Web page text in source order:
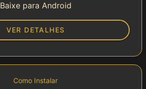
Baixe para Android
VER DETALHES
Como Instalar